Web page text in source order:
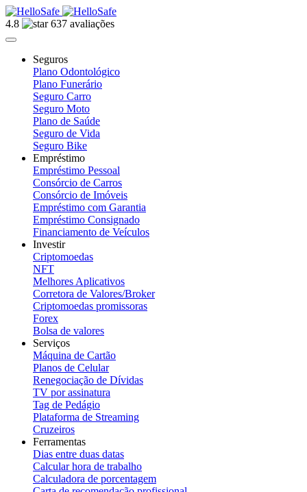
4.8 637 avaliações
Seguros
Plano Odontológico
Plano Funerário
Seguro Carro
Seguro Moto
Plano de Saúde
Seguro de Vida
Seguro Bike
Empréstimo
Empréstimo Pessoal
Consórcio de Carros
Consórcio de Imóveis
Empréstimo com Garantia
Empréstimo Consignado
Financiamento de Veículos
Investir
Criptomoedas
NFT
Melhores Aplicativos
Corretora de Valores/Broker
Criptomoedas promissoras
Forex
Bolsa de valores
Serviços
Máquina de Cartão
Planos de Celular
Renegociação de Dívidas
TV por assinatura
Tag de Pedágio
Plataforma de Streaming
Cruzeiros
Ferramentas
Dias entre duas datas
Calcular hora de trabalho
Calculadora de porcentagem